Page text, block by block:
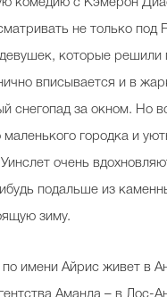
не только под
которые решили
вписывается и в
снегопад за окном. Но
маленького городка и
очень
подальше из
зиму.
имени Айрис живет в
Аманда – в Лос-